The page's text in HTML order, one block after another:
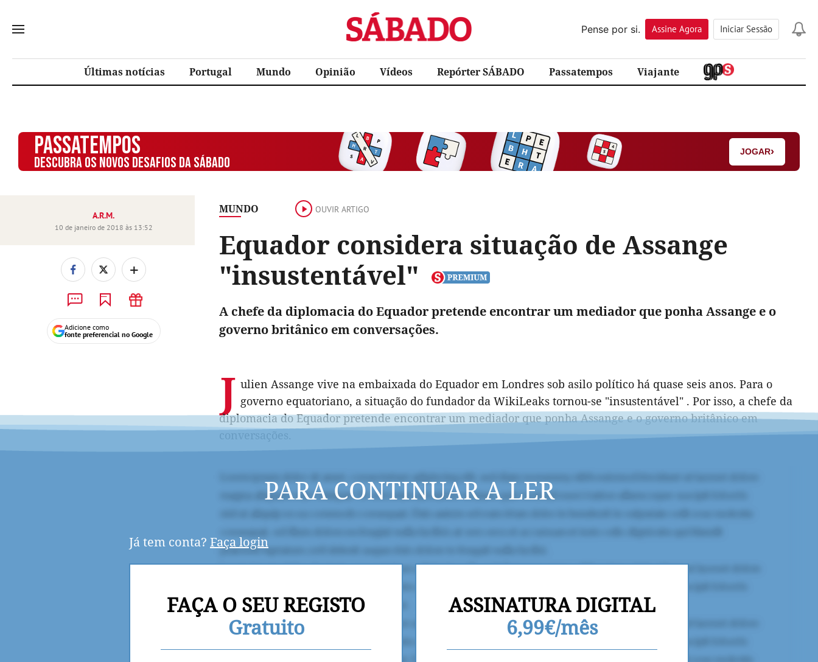
Sábado
Pense por si.
Assine Agora Iniciar Sessão
Últimas notícias Portugal Mundo Opinião Vídeos Repórter SÁBADO Passatempos Viajante
PASSATEMPOS
DESCUBRA OS NOVOS DESAFIOS DA SÁBADO
JOGAR›
MUNDO OUVIR ARTIGO
Equador considera situação de Assange
"insustentável"
A.R.M.
10 de janeiro de 2018 às 13:52
+
Adicione como
fonte preferencial no Google
A chefe da diplomacia do Equador pretende encontrar um mediador que ponha Assange e o
governo britânico em conversações.
J ulien Assange vive na embaixada do Equador em Londres sob asilo político há quase seis anos. Para o
governo equatoriano, a situação do fundador da WikiLeaks tornou-se "insustentável" . Por isso, a chefe da
diplomacia do Equador pretende encontrar um mediador que ponha Assange e o governo britânico em
conversações.
PARA CONTINUAR A LER
Já tem conta? Faça login
FAÇA O SEU REGISTO
Gratuito
ASSINATURA DIGITAL
6,99€/mês